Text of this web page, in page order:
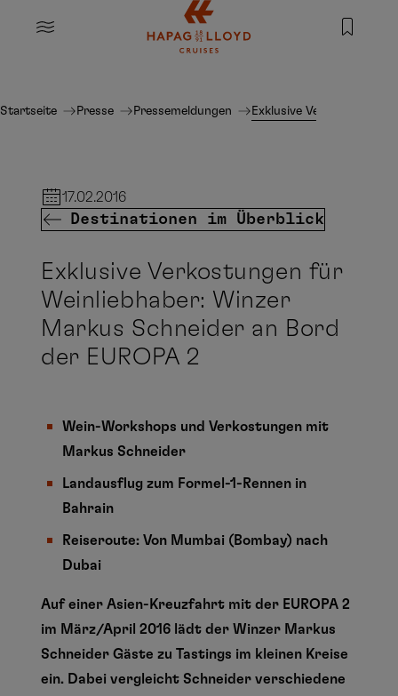
Springe zum Hauptinhalt
MENU
Startseite Presse Pressemeldungen Exklusive Verkostungen
17.02.2016
Destinationen im Überblick
Exklusive Verkostungen für
Weinliebhaber: Winzer
Markus Schneider an Bord
der EUROPA 2
Wein-Workshops und Verkostungen mit
Markus Schneider
Landausflug zum Formel-1-Rennen in
Bahrain
Reiseroute: Von Mumbai (Bombay) nach
Dubai
Auf einer Asien-Kreuzfahrt mit der EUROPA 2
im März/April 2016 lädt der Winzer Markus
Schneider Gäste zu Tastings im kleinen Kreise
ein. Dabei vergleicht Schneider verschiedene